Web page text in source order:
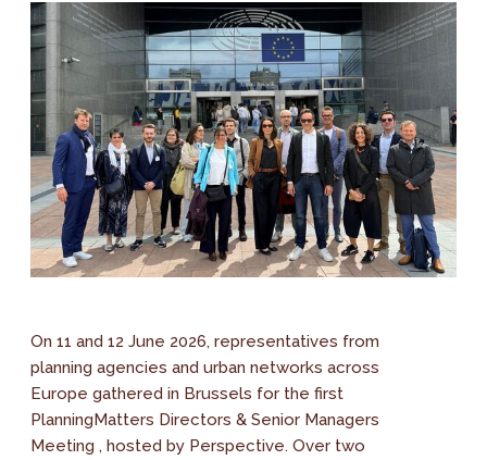
On 11 and 12 June 2026, representatives from
planning agencies and urban networks across
Europe gathered in Brussels for the first
PlanningMatters Directors & Senior Managers
Meeting , hosted by Perspective. Over two